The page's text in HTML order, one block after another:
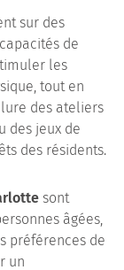
sur des
de
les
tout en
des ateliers
des jeux de
des résidents.
sont
âgées,
préférences de
un